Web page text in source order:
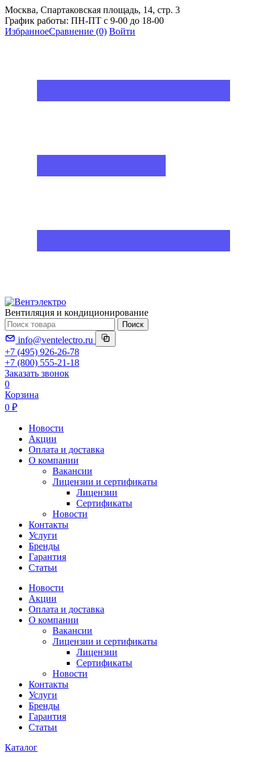
Москва, Спартаковская площадь, 14, стр. 3
График работы: ПН-ПТ с 9-00 до 18-00
ИзбранноеСравнение (0) Войти
Вентиляция и кондиционирование
Поиск
info@ventelectro.ru
+7 (495) 926-26-78
+7 (800) 555-21-18
Заказать звонок
0
Корзина
0 ₽
Новости
Акции
Оплата и доставка
О компании
Вакансии
Лицензии и сертификаты
Лицензии
Сертификаты
Новости
Контакты
Услуги
Бренды
Гарантия
Статьи
Новости
Акции
Оплата и доставка
О компании
Вакансии
Лицензии и сертификаты
Лицензии
Сертификаты
Новости
Контакты
Услуги
Бренды
Гарантия
Статьи
Каталог